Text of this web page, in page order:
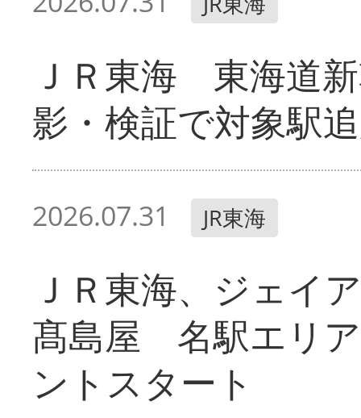
ＪＲ東海 東海道
影・検証で対象駅
2026.07.31 JR東海
ＪＲ東海、ジェイ
髙島屋 名駅エリ
ントスタート